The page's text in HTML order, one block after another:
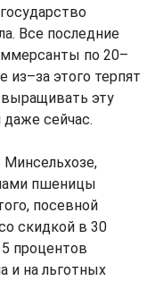
Все последние
по 20–
из–за этого терпят
эту
даже сейчас.
пшеницы
посевной
скидкой в 30
процентов
и на льготных